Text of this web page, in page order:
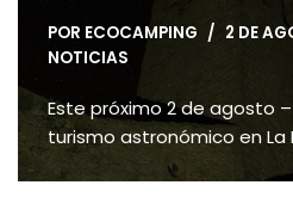
POR ECOCAMPING
2 DE
NOTICIAS
Este próximo 2 de agosto
turismo astronómico en La